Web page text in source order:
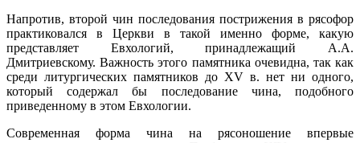
Напротив, второй чин последования пострижения в рясофор
практиковался в Церкви в такой именно форме, какую
представляет Евхологий, принадлежащий А.А.
Дмитриевскому. Важность этого памятника очевидна, так как
среди литургических памятников до XV в. нет ни одного,
который содержал бы последование чина, подобного
приведенному в этом Евхологии.
Современная форма чина на рясоношение впервые